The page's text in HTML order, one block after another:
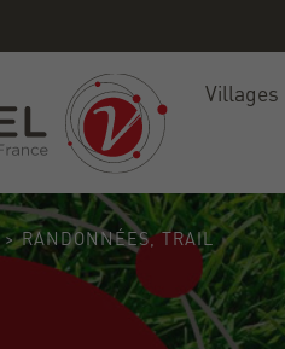
Villages
> RANDONNÉES, TRAIL